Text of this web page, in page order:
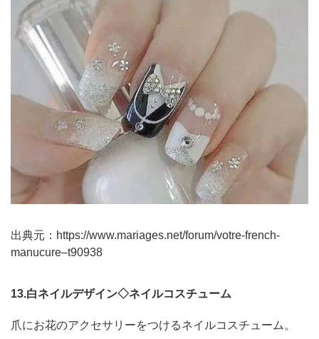
出典元： https://www.mariages.net/forum/votre-french-
manucure–t90938
13.白ネイルデザイン◇ネイルコスチューム
爪にお花のアクセサリーをつけるネイルコスチューム。